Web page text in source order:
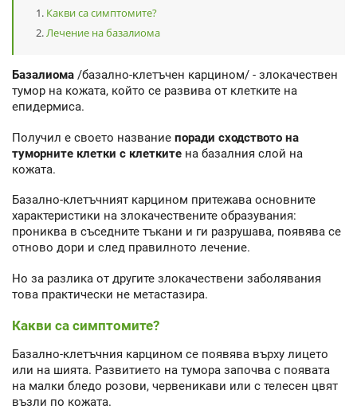
Какви са симптомите?
Лечение на базалиома
Базалиома /базално-клетъчен карцином/ - злокачествен
тумор на кожата, който се развива от клетките на
епидермиса.
Получил е своето название поради сходството на
туморните клетки с клетките на базалния слой на
кожата.
Базално-клетъчният карцином притежава основните
характеристики на злокачествените образувания:
прониква в съседните тъкани и ги разрушава, появява се
отново дори и след правилното лечение.
Но за разлика от другите злокачествени заболявания
това практически не метастазира.
Какви са симптомите?
Базално-клетъчния карцином се появява върху лицето
или на шията. Развитието на тумора започва с появата
на малки бледо розови, червеникави или с телесен цвят
възли по кожата.